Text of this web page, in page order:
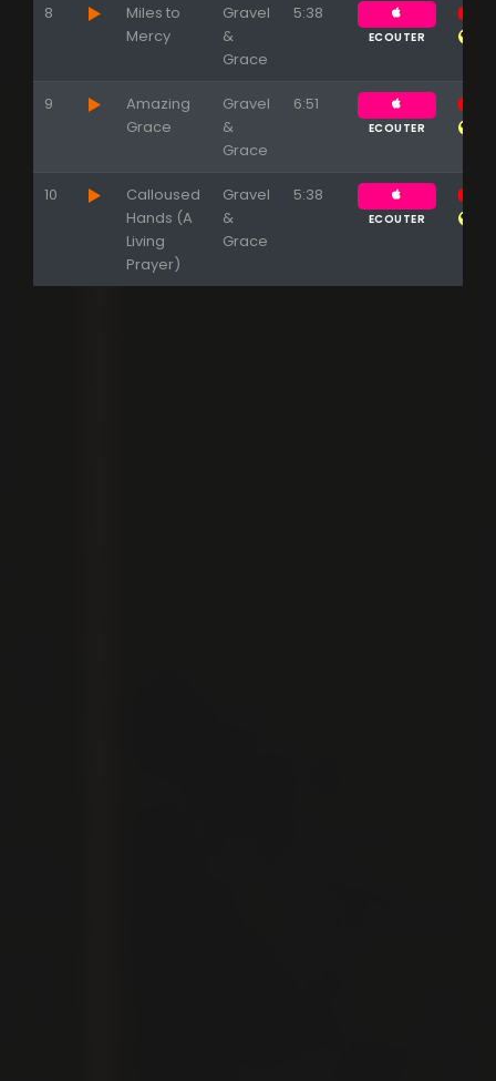
8
Miles to
Mercy
Gravel
&
Grace
5:38
ECOUTER
9
Amazing
Grace
Gravel
&
Grace
6:51
ECOUTER
10
Calloused
Hands (A
Living
Prayer)
Gravel
&
Grace
5:38
ECOUTER